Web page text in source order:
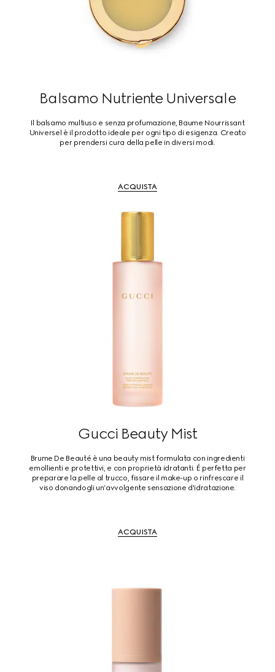
Balsamo Nutriente Universale
Il balsamo multiuso e senza profumazione, Baume Nourrissant
Universel è il prodotto ideale per ogni tipo di esigenza. Creato
per prendersi cura della pelle in diversi modi.
ACQUISTA
Gucci Beauty Mist
Brume De Beauté è una beauty mist formulata con ingredienti
emollienti e protettivi, e con proprietà idratanti. É perfetta per
preparare la pelle al trucco, fissare il make-up o rinfrescare il
viso donandogli un’avvolgente sensazione d'idratazione.
ACQUISTA